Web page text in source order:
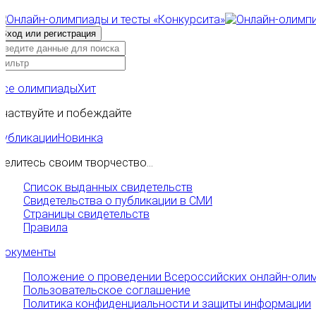
олимпиадыХит
и побеждайте
Новинка
своим творчество...
Список выданных свидетельств
Свидетельства о публикации в СМИ
Страницы свидетельств
Правила
Положение о проведении Всероссийских онлайн-
Пользовательское соглашение
Политика конфиденциальности и защиты информации